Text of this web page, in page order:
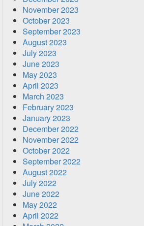
November 2023
October 2023
September 2023
August 2023
July 2023
June 2023
May 2023
April 2023
March 2023
February 2023
January 2023
December 2022
November 2022
October 2022
September 2022
August 2022
July 2022
June 2022
May 2022
April 2022